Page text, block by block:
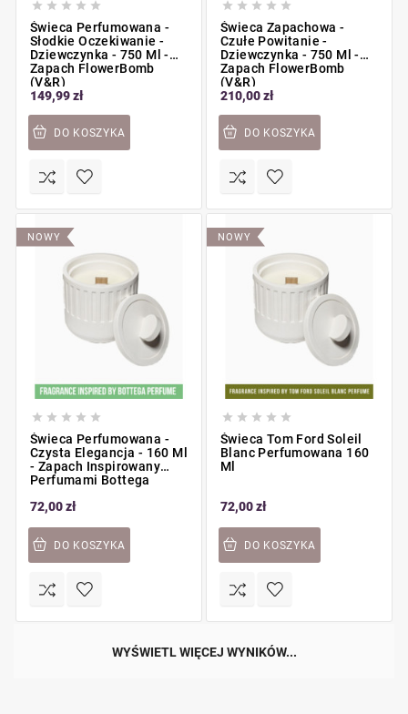
    
Świeca Perfumowana -
Słodkie Oczekiwanie -
Dziewczynka - 750 Ml -
Zapach FlowerBomb
(V&R)
149,99 zł
DO KOSZYKA
    
Świeca Zapachowa -
Czułe Powitanie -
Dziewczynka - 750 Ml -
Zapach FlowerBomb
(V&R)
210,00 zł
DO KOSZYKA
NOWY
    
Świeca Perfumowana -
Czysta Elegancja - 160 Ml
- Zapach Inspirowany
Perfumami Bottega
72,00 zł
DO KOSZYKA
NOWY
    
Świeca Tom Ford Soleil
Blanc Perfumowana 160
Ml
72,00 zł
DO KOSZYKA
WYŚWIETL WIĘCEJ WYNIKÓW...